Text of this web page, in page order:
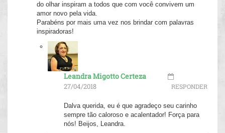
do olhar inspiram a todos que com você convivem um
amor novo pela vida.
Parabéns por mais uma vez nos brindar com palavras
inspiradoras!
Leandra Migotto Certeza
27/04/2018 RESPONDER
Dalva querida, eu é que agradeço seu carinho
sempre tão caloroso e acalentador! Força para
nós! Beijos, Leandra.